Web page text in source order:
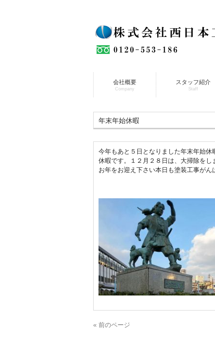
会社概要
Company
スタッフ紹介
Staff
年末年始休暇
今年もあと５日となりました年末年始
休暇です。１２月２８日は、大掃除を
お年をお迎え下さい本日も塗装工事がん
« 前のページ